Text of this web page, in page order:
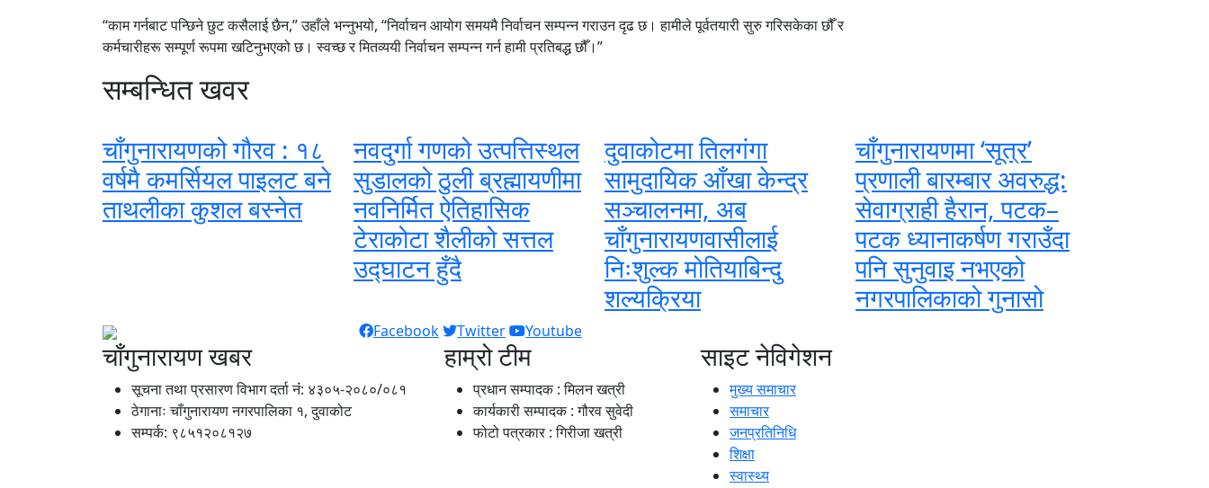
“काम गर्नबाट पन्छिने छुट कसैलाई छैन,” उहाँले भन्नुभयो, “निर्वाचन आयोग समयमै निर्वाचन सम्पन्न गराउन दृढ छ। हामीले पूर्वतयारी सुरु गरिसकेका छौँ र
कर्मचारीहरू सम्पूर्ण रूपमा खटिनुभएको छ। स्वच्छ र मितव्ययी निर्वाचन सम्पन्न गर्न हामी प्रतिबद्ध छौँ।”
सम्बन्धित खवर
चाँगुनारायणको गौरव : १८
वर्षमै कमर्सियल पाइलट बने
ताथलीका कुशल बस्नेत
नवदुर्गा गणको उत्पत्तिस्थल
सुडालको ठुली ब्रह्मायणीमा
नवनिर्मित ऐतिहासिक
टेराकोटा शैलीको सत्तल
उद्घाटन हुँदै
दुवाकोटमा तिलगंगा
सामुदायिक आँखा केन्द्र
सञ्चालनमा, अब
चाँगुनारायणवासीलाई
निःशुल्क मोतियाबिन्दु
शल्यक्रिया
चाँगुनारायणमा ‘सूत्र’
प्रणाली बारम्बार अवरुद्ध:
सेवाग्राही हैरान, पटक–
पटक ध्यानाकर्षण गराउँदा
पनि सुनुवाइ नभएको
नगरपालिकाको गुनासो
Facebook Twitter Youtube
चाँगुनारायण खबर
सूचना तथा प्रसारण विभाग दर्ता नंं: ४३०५-२०८०/०८१
ठेगानाः चाँगुनारायण नगरपालिका १, दुवाकोट
सम्पर्क: ९८५१२०८१२७
हाम्रो टीम
प्रधान सम्पादक : मिलन खत्री
कार्यकारी सम्पादक : गौरव सुवेदी
फोटो पत्रकार : गिरीजा खत्री
साइट नेविगेशन
मुख्य समाचार
समाचार
जनप्रतिनिधि
शिक्षा
स्वास्थ्य